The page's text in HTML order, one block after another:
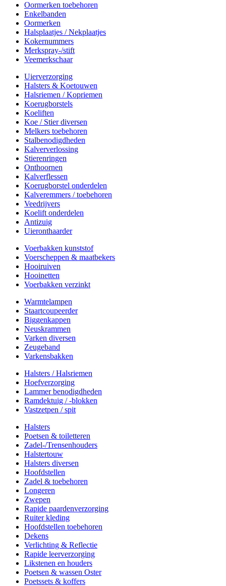
Oormerken toebehoren
Enkelbanden
Oormerken
Halsplaatjes / Nekplaatjes
Kokernummers
Merkspray-/stift
Veemerkschaar
Uierverzorging
Halsters & Koetouwen
Halsriemen / Kopriemen
Koerugborstels
Koeliften
Koe / Stier diversen
Melkers toebehoren
Stalbenodigdheden
Kalververlossing
Stierenringen
Onthoornen
Kalverflessen
Koerugborstel onderdelen
Kalveremmers / toebehoren
Veedrijvers
Koelift onderdelen
Antizuig
Uieronthaarder
Voerbakken kunststof
Voerscheppen & maatbekers
Hooiruiven
Hooinetten
Voerbakken verzinkt
Warmtelampen
Staartcoupeerder
Biggenkappen
Neuskrammen
Varken diversen
Zeugeband
Varkensbakken
Halsters / Halsriemen
Hoefverzorging
Lammer benodigdheden
Ramdektuig / -blokken
Vastzetpen / spit
Halsters
Poetsen & toiletteren
Zadel-/Trensenhouders
Halstertouw
Halsters diversen
Hoofdstellen
Zadel & toebehoren
Longeren
Zwepen
Rapide paardenverzorging
Ruiter kleding
Hoofdstellen toebehoren
Dekens
Verlichting & Reflectie
Rapide leerverzorging
Likstenen en houders
Poetsen & wassen Oster
Poetssets & koffers